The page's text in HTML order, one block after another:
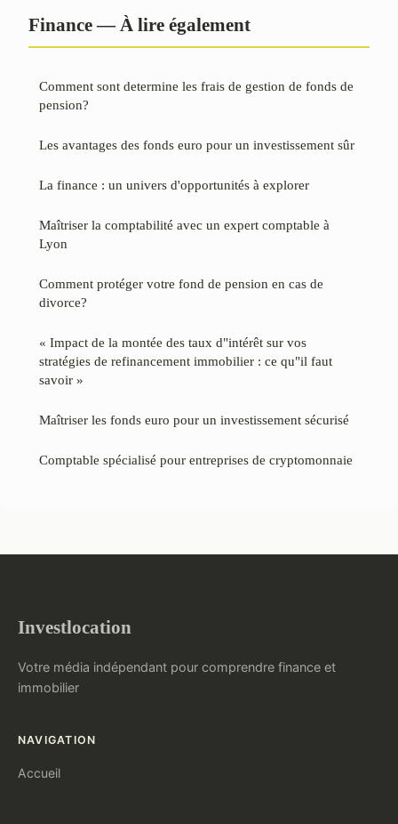
Finance — À lire également
Comment sont determine les frais de gestion de fonds de
pension?
Les avantages des fonds euro pour un investissement sûr
La finance : un univers d'opportunités à explorer
Maîtriser la comptabilité avec un expert comptable à
Lyon
Comment protéger votre fond de pension en cas de
divorce?
« Impact de la montée des taux d"intérêt sur vos
stratégies de refinancement immobilier : ce qu"il faut
savoir »
Maîtriser les fonds euro pour un investissement sécurisé
Comptable spécialisé pour entreprises de cryptomonnaie
Investlocation
Votre média indépendant pour comprendre finance et
immobilier
NAVIGATION
Accueil